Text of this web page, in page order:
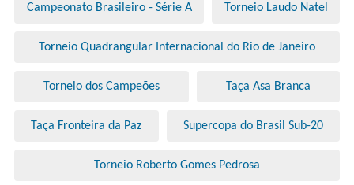
Campeonato Brasileiro - Série A Torneio Laudo Natel
Torneio Quadrangular Internacional do Rio de Janeiro
Torneio dos Campeões Taça Asa Branca
Taça Fronteira da Paz Supercopa do Brasil Sub-20
Torneio Roberto Gomes Pedrosa